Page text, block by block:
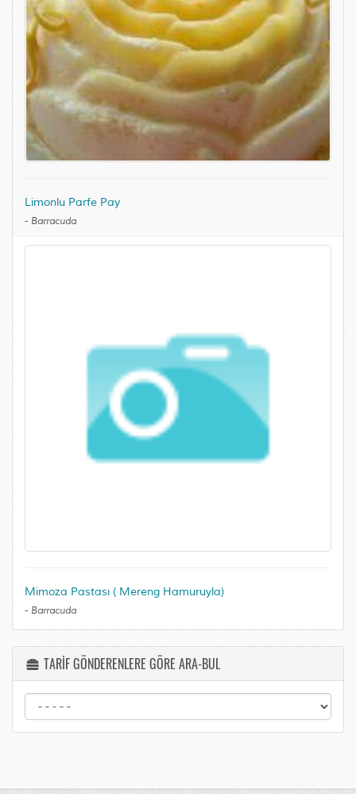
Limonlu Parfe Pay
- Barracuda
Mimoza Pastası ( Mereng Hamuruyla)
- Barracuda
TARİF GÖNDERENLERE GÖRE ARA-BUL